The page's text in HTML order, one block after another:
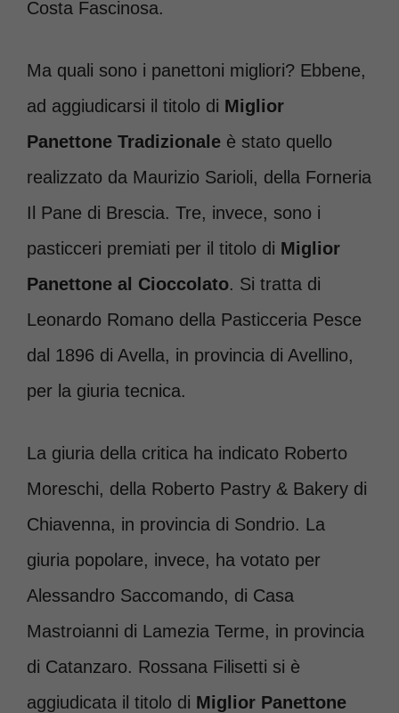
Costa Fascinosa.
Ma quali sono i panettoni migliori? Ebbene,
ad aggiudicarsi il titolo di Miglior
Panettone Tradizionale è stato quello
realizzato da Maurizio Sarioli, della Forneria
Il Pane di Brescia. Tre, invece, sono i
pasticceri premiati per il titolo di Miglior
Panettone al Cioccolato. Si tratta di
Leonardo Romano della Pasticceria Pesce
dal 1896 di Avella, in provincia di Avellino,
per la giuria tecnica.
La giuria della critica ha indicato Roberto
Moreschi, della Roberto Pastry & Bakery di
Chiavenna, in provincia di Sondrio. La
giuria popolare, invece, ha votato per
Alessandro Saccomando, di Casa
Mastroianni di Lamezia Terme, in provincia
di Catanzaro. Rossana Filisetti si è
aggiudicata il titolo di Miglior Panettone